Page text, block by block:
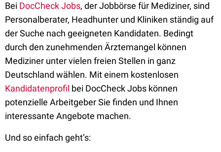
Bei DocCheck Jobs, der Jobbörse für Mediziner, sind
Personalberater, Headhunter und Kliniken ständig auf
der Suche nach geeigneten Kandidaten. Bedingt
durch den zunehmenden Ärztemangel können
Mediziner unter vielen freien Stellen in ganz
Deutschland wählen. Mit einem kostenlosen
Kandidatenprofil bei DocCheck Jobs können
potenzielle Arbeitgeber Sie finden und Ihnen
interessante Angebote machen.
Und so einfach geht’s: